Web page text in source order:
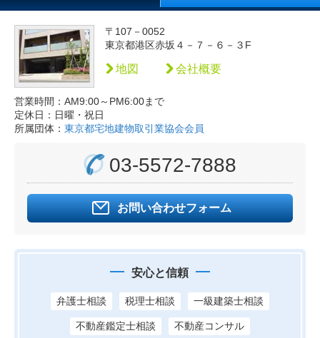
〒107－0052
東京都港区赤坂４－７－６－３F
地図 会社概要
営業時間：AM9:00～PM6:00まで
定休日：日曜・祝日
所属団体： 東京都宅地建物取引業協会会員
03-5572-7888
お問い合わせフォーム
安心と信頼
弁護士相談 税理士相談 一級建築士相談
不動産鑑定士相談 不動産コンサル